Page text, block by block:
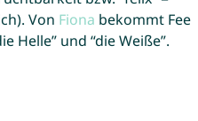
Von Fiona bekommt Fee
Helle” und “die Weiße”.